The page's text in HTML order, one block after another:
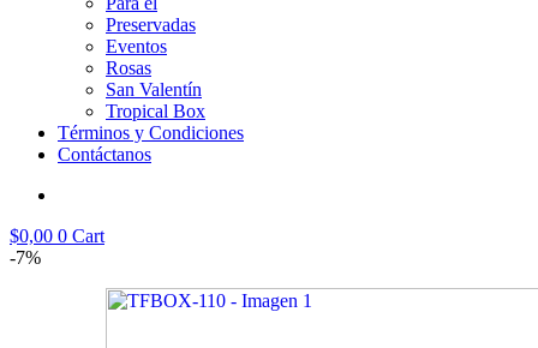
Preservadas
Eventos
Rosas
San Valentín
Tropical Box
Términos y Condiciones
Contáctanos
$0,00 0 Cart
-7%